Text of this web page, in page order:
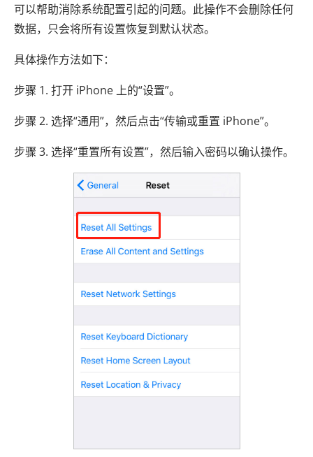
可以帮助消除系统配置引起的问题。此操作不会删除任何
数据，只会将所有设置恢复到默认状态。
具体操作方法如下：
步骤 1. 打开 iPhone 上的“设置”。
步骤 2. 选择“通用”，然后点击“传输或重置 iPhone”。
步骤 3. 选择“重置所有设置”，然后输入密码以确认操作。